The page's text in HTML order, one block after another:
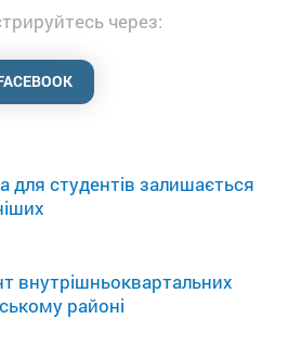
для студентів залишається
внутрішньоквартальних
районі
через: